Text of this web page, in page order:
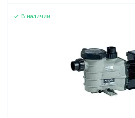
В наличии